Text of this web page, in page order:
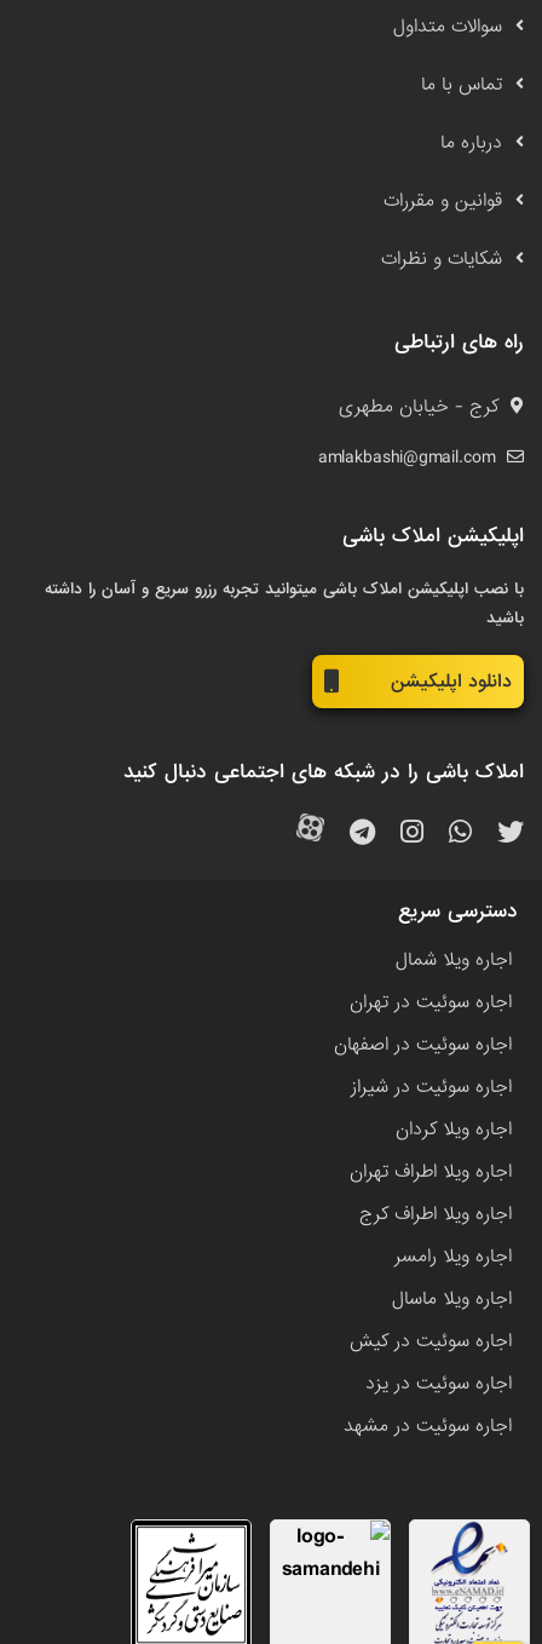
سوالات متداول
تماس با ما
درباره ما
قوانین و مقررات
شکایات و نظرات
راه های ارتباطی
کرج - خیابان مطهری
amlakbashi@gmail.com
اپلیکیشن املاک باشی
با نصب اپلیکیشن املاک باشی میتوانید تجربه رزرو سریع و آسان را داشته
باشید
دانلود اپلیکیشن
املاک باشی را در شبکه های اجتماعی دنبال کنید
دسترسی سریع
اجاره ویلا شمال
اجاره سوئیت در تهران
اجاره سوئیت در اصفهان
اجاره سوئیت در شیراز
اجاره ویلا کردان
اجاره ویلا اطراف تهران
اجاره ویلا اطراف کرج
اجاره ویلا رامسر
اجاره ویلا ماسال
اجاره سوئیت در کیش
اجاره سوئیت در یزد
اجاره سوئیت در مشهد